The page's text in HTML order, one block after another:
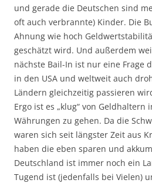
und gerade die Deutschen sind
oft auch verbrannte) Kinder. Die
Ahnung wie hoch
geschätzt wird. Und außerdem
nächste Bail-In ist nur eine Frage
in den USA und weltweit auch
Ländern gleichzeitig passieren
Ergo ist es „klug“ von Geldhaltern
Währungen zu gehen. Da die
waren sich seit längster Zeit aus
haben die eben sparen und
Deutschland ist immer noch ein
Tugend ist (jedenfalls bei Vielen)